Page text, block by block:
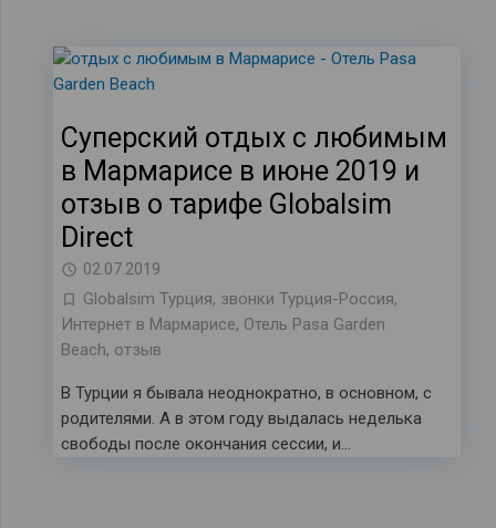
Суперский отдых с любимым
в Мармарисе в июне 2019 и
отзыв о тарифе Globalsim
Direct
02.07.2019
Globalsim Турция, звонки Турция-Россия,
Интернет в Мармарисе, Отель Pasa Garden
Beach, отзыв
В Турции я бывала неоднократно, в основном, с
родителями. А в этом году выдалась неделька
свободы после окончания сессии, и…